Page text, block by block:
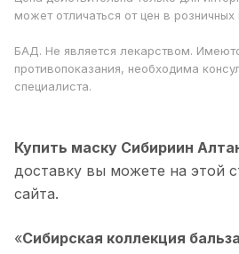
может отличаться от цен в розничных
БАД. Не является лекарством.
противопоказания, необходима
специалиста.
Купить маску Сибириин
доставку вы можете на этой
сайта.
«Сибирская коллекция